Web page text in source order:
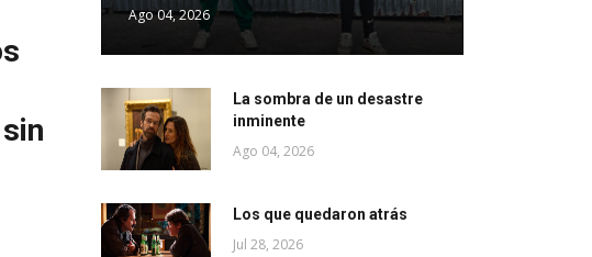
Ago 04, 2026
La sombra de un desastre
inminente
Ago 04, 2026
Los que quedaron atrás
Jul 28, 2026